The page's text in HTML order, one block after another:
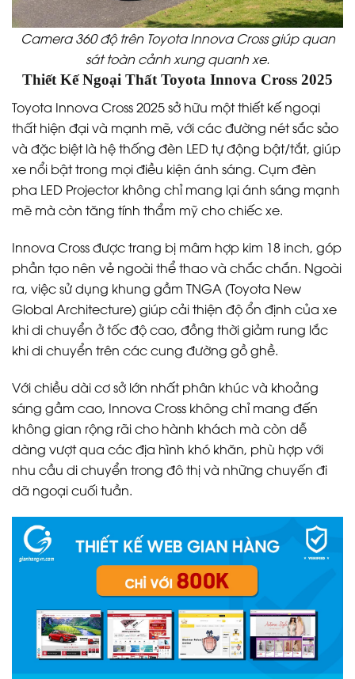
Camera 360 độ trên Toyota Innova Cross giúp quan
sát toàn cảnh xung quanh xe.
Thiết Kế Ngoại Thất Toyota Innova Cross 2025
Toyota Innova Cross 2025 sở hữu một thiết kế ngoại
thất hiện đại và mạnh mẽ, với các đường nét sắc sảo
và đặc biệt là hệ thống đèn LED tự động bật/tắt, giúp
xe nổi bật trong mọi điều kiện ánh sáng. Cụm đèn
pha LED Projector không chỉ mang lại ánh sáng mạnh
mẽ mà còn tăng tính thẩm mỹ cho chiếc xe.
Innova Cross được trang bị mâm hợp kim 18 inch, góp
phần tạo nên vẻ ngoài thể thao và chắc chắn. Ngoài
ra, việc sử dụng khung gầm TNGA (Toyota New
Global Architecture) giúp cải thiện độ ổn định của xe
khi di chuyển ở tốc độ cao, đồng thời giảm rung lắc
khi di chuyển trên các cung đường gồ ghề.
Với chiều dài cơ sở lớn nhất phân khúc và khoảng
sáng gầm cao, Innova Cross không chỉ mang đến
không gian rộng rãi cho hành khách mà còn dễ
dàng vượt qua các địa hình khó khăn, phù hợp với
nhu cầu di chuyển trong đô thị và những chuyến đi
dã ngoại cuối tuần.